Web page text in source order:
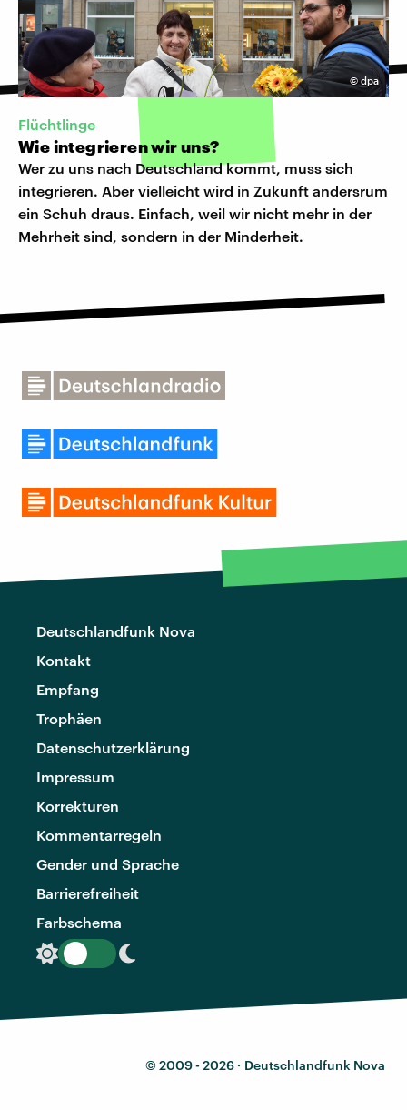
©dpa
Flüchtlinge
Wie integrieren wir uns?
Wer zu uns nach Deutschland kommt, muss sich
integrieren. Aber vielleicht wird in Zukunft andersrum
ein Schuh draus. Einfach, weil wir nicht mehr in der
Mehrheit sind, sondern in der Minderheit.
Deutschlandfunk Nova
Kontakt
Empfang
Trophäen
Datenschutzerklärung
Impressum
Korrekturen
Kommentarregeln
Gender und Sprache
Barrierefreiheit
Farbschema
© 2009 - 2026 · Deutschlandfunk Nova